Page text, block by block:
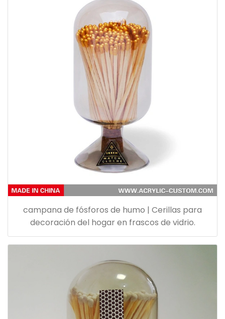
campana de fósforos de humo | Cerillas para
decoración del hogar en frascos de vidrio.